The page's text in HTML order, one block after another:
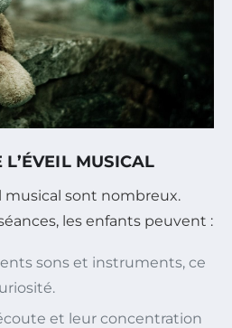
MUSICAL
musical sont nombreux.
les enfants peuvent :
sons et instruments, ce
et leur concentration